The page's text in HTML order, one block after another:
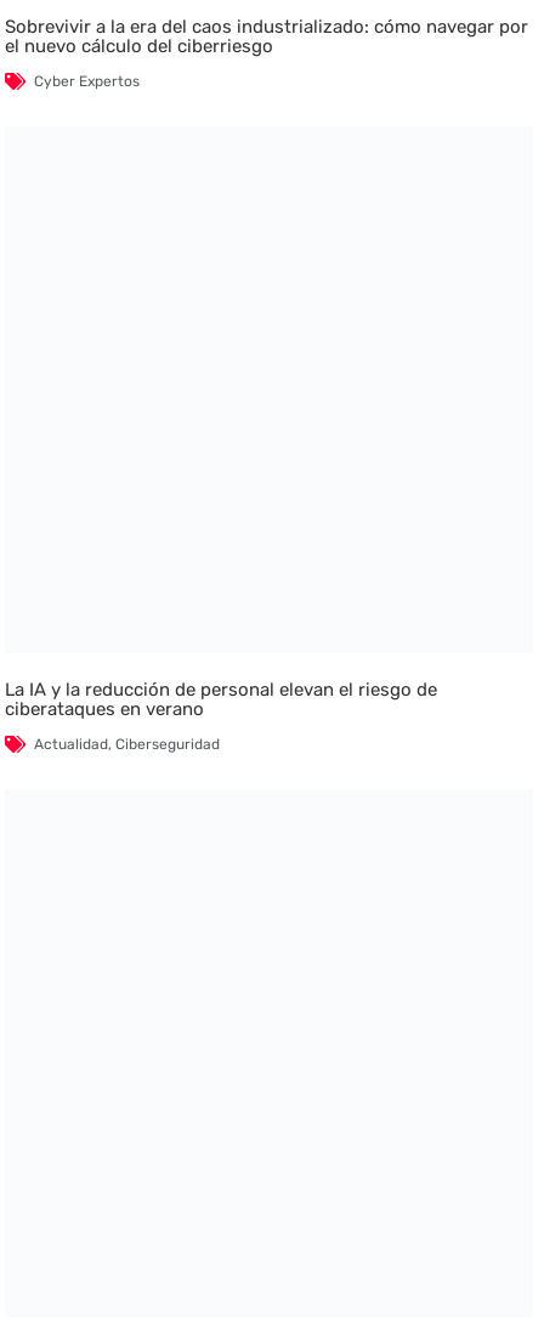
Sobrevivir a la era del caos industrializado: cómo navegar por
el nuevo cálculo del ciberriesgo
Cyber Expertos
La IA y la reducción de personal elevan el riesgo de
ciberataques en verano
Actualidad,Ciberseguridad